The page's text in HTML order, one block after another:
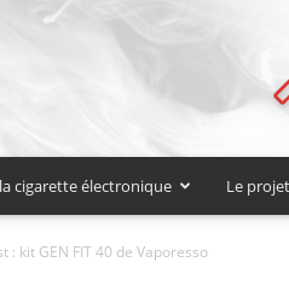
cigarette électronique Le
: kit GEN FIT 40 de Vaporesso